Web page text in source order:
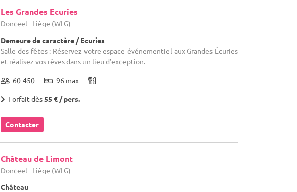
Les Grandes Ecuries
Donceel - Liège (WLG)
Demeure de caractère / Ecuries
Salle des fêtes : Réservez votre espace événementiel aux Grandes Écuries
et réalisez vos rêves dans un lieu d’exception.
60-450 96 max
Forfait dès55 € / pers.
Contacter
Château de Limont
Donceel - Liège (WLG)
Château